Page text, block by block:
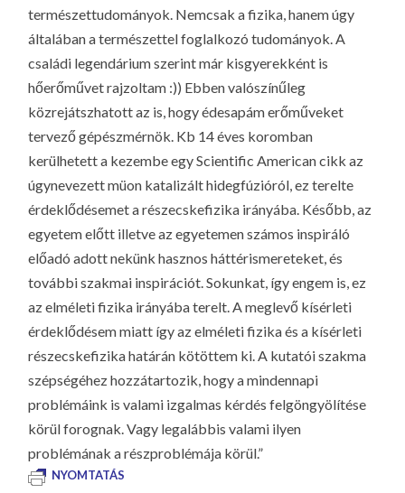
természettudományok. Nemcsak a fizika, hanem úgy
általában a természettel foglalkozó tudományok. A
családi legendárium szerint már kisgyerekként is
hőerőművet rajzoltam :)) Ebben valószínűleg
közrejátszhatott az is, hogy édesapám erőműveket
tervező gépészmérnök. Kb 14 éves koromban
kerülhetett a kezembe egy Scientific American cikk az
úgynevezett müon katalizált hidegfúzióról, ez terelte
érdeklődésemet a részecskefizika irányába. Később, az
egyetem előtt illetve az egyetemen számos inspiráló
előadó adott nekünk hasznos háttérismereteket, és
további szakmai inspirációt. Sokunkat, így engem is, ez
az elméleti fizika irányába terelt. A meglevő kísérleti
érdeklődésem miatt így az elméleti fizika és a kísérleti
részecskefizika határán kötöttem ki. A kutatói szakma
szépségéhez hozzátartozik, hogy a mindennapi
problémáink is valami izgalmas kérdés felgöngyölítése
körül forognak. Vagy legalábbis valami ilyen
problémának a részproblémája körül.”
NYOMTATÁS